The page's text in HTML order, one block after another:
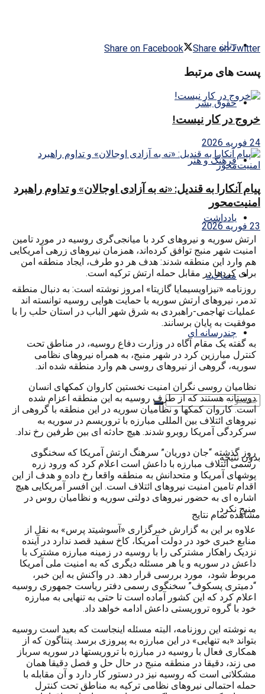
زنان
حقوق بشر
فرهنگ و هنر
یادداشت
مصاحبه
چندرسانه ای
بدون نتیجه
مشاهده تمام نتایج
Share on Facebook Share on Twitter
پست های مرتبط
خروج در کار نیست!
24 فوریه 2026
پیام آنکارا به قندیل: «نه به آزادی اوجالان» و تداوم راهبرد
امنیت‌محور
23 فوریه 2026
ارتش سوریه و نیروهای کرد با میانجی‌گری روسیه در مورد تامین
امنیت شهر منبج توافق کرده‌اند، همزمان نیروهای زرهی آمریکایی
هم وارد این منطقه شدند: هدف هر دو طرف، ایجاد منطقه امن
برای کردها در مقابل حمله ارتش ترکیه است.
روزنامه «نیزاویسیمایا گازیتا» امروز نوشته است: به دنبال منطقه
تدمر، نیروهای ارتش سوریه با حمایت هوایی روسیه توانسته اند
عملیات تهاجمی-راهبردی به شرق شهر الباب در استان حلب را با
موفقیت به پایان برسانند.
به گفته یک مقام آگاه در وزارت دفاع روسیه، در مناطق تحت
کنترل مبارزین کرد در شهر منبج، به همراه نیروهای نظامی
سوریه، گروهی از نیروهای روسی هم وارد منطقه شده اند.
نظامیان روسی نگران امنیت نخستین کاروان کمکهای انسان
دوستانه هستند که از طرف روسیه به این منطقه اعزام شده
است. کاروان کمکها و نظامیان سوریه در این منطقه با گروهی از
نیروهای ائتلاف بین المللی مبارزه با تروریسم در سوریه به
سرکردگی آمریکا روبرو شدند. هیچ حادثه ای بین طرفین رخ نداد.
روز گذشته “جان دوریان” سرهنگ ارتش آمریکا که سخنگوی
رسمی ائتلاف مبارزه با داعش است اعلام کرد که ورود زره
پوشهای آمریکا و متحدانش به منطقه واقعا رخ داده و هدف از این
اقدام تامین امنیت نیروهای ائتلاف است. این افسر آمریکایی هیچ
اشاره ای به حضور نیروهای دولتی سوریه و نظامیان روس در
منبج نکرد.
علاوه بر این به گزارش خبرگزاری «آسوشیتد پرس» به نقل از
منابع خبری خود در دولت آمریکا، کاخ سفید قصد ندارد در آینده
نزدیک راهکار مشترکی را با روسیه در زمینه مبارزه مشترک با
داعش در سوریه و یا هر مسئله دیگری که به امنیت ملی آمریکا
مربوط شود، مورد بررسی قرار دهد. در واکنش به این خبر،
“دمیتری پسکوف” سخنگوی رسمی دفتر ریاست جمهوری روسیه
اعلام کرد که این کشور آماده است تا حتی به تنهایی به مبارزه
خود با گروه تروریستی داعش ادامه خواهد داد.
به نوشته این روزنامه، البته مسئله اینجاست که بعید است روسیه
بتواند «به تنهایی» در این مبارزه به پیروزی برسد. پنتاگون که از
همکاری فعال با روسیه در مبارزه با تروریستها در سوریه سرباز
می زند، دقیقا در منطقه منبج در حال حل و فصل دقیقا همان
مشکلاتی است که روسیه نیز در دستور کار دارد و آن مقابله با
حمله احتمالی نیروهای نظامی ترکیه به مناطق تحت کنترل